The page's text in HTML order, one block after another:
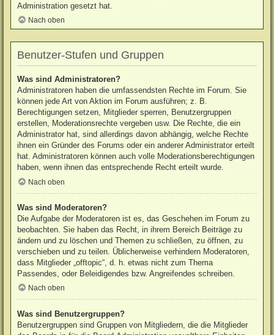
Administration gesetzt hat.
Nach oben
Benutzer-Stufen und Gruppen
Was sind Administratoren?
Administratoren haben die umfassendsten Rechte im Forum. Sie
können jede Art von Aktion im Forum ausführen; z. B.
Berechtigungen setzen, Mitglieder sperren, Benutzergruppen
erstellen, Moderationsrechte vergeben usw. Die Rechte, die ein
Administrator hat, sind allerdings davon abhängig, welche Rechte
ihnen ein Gründer des Forums oder ein anderer Administrator erteilt
hat. Administratoren können auch volle Moderationsberechtigungen
haben, wenn ihnen das entsprechende Recht erteilt wurde.
Nach oben
Was sind Moderatoren?
Die Aufgabe der Moderatoren ist es, das Geschehen im Forum zu
beobachten. Sie haben das Recht, in ihrem Bereich Beiträge zu
ändern und zu löschen und Themen zu schließen, zu öffnen, zu
verschieben und zu teilen. Üblicherweise verhindern Moderatoren,
dass Mitglieder „offtopic“, d. h. etwas nicht zum Thema
Passendes, oder Beleidigendes bzw. Angreifendes schreiben.
Nach oben
Was sind Benutzergruppen?
Benutzergruppen sind Gruppen von Mitgliedern, die die Mitglieder